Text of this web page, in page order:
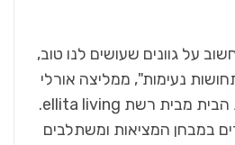
על גוונים שעושים לנו טוב,
נעימות", ממליצה אורלי
גוהר בן הרוש, מעצבת הבית מבית רשת ellita living.
במבחן המציאות ומשתלבים